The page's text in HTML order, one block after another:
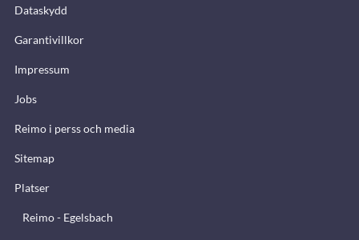
Dataskydd
Garantivillkor
Impressum
Jobs
Reimo i perss och media
Sitemap
Platser
Reimo - Egelsbach